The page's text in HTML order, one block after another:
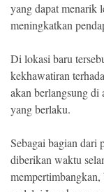
yang dapat menarik
meningkatkan
Di lokasi baru
kekhawatiran
akan berlangsung di
yang berlaku.
Sebagai bagian dari
diberikan waktu